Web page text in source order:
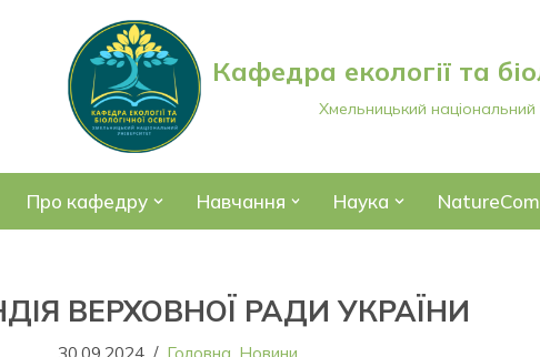
Кафедра екології та
Хмельницький національний
Про кафедру Навчання Наука
ВЕРХОВНОЇ РАДИ УКРАЇНИ